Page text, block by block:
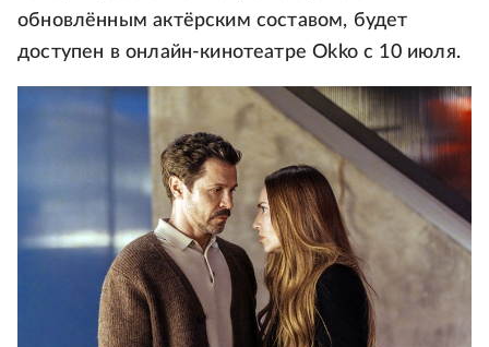
обновлённым актёрским составом, будет
доступен в онлайн-кинотеатре Okko с 10 июля.